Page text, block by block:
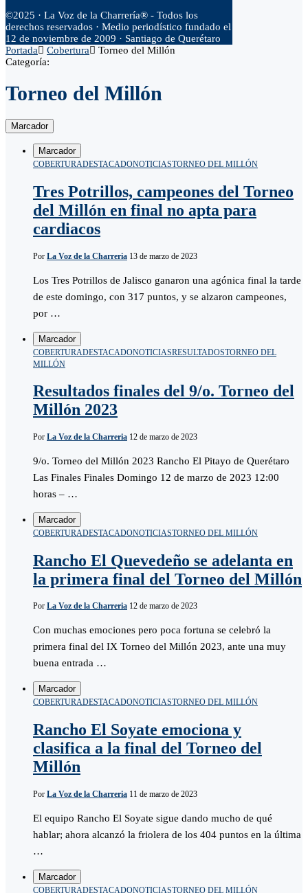
©2025 · La Voz de la Charrería® - Todos los
derechos reservados · Medio periodístico fundado el
12 de noviembre de 2009 · Santiago de Querétaro
Portada
Cobertura
Torneo del Millón
Categoría:
Torneo del Millón
Marcador
Marcador
COBERTURADESTACADONOTICIASTORNEO DEL MILLÓN
Tres Potrillos, campeones del Torneo
del Millón en final no apta para
cardiacos
Por La Voz de la Charreria 13 de marzo de 2023
Los Tres Potrillos de Jalisco ganaron una agónica final la tarde
de este domingo, con 317 puntos, y se alzaron campeones,
por …
Marcador
COBERTURADESTACADONOTICIASRESULTADOSTORNEO DEL
MILLÓN
Resultados finales del 9/o. Torneo del
Millón 2023
Por La Voz de la Charreria 12 de marzo de 2023
9/o. Torneo del Millón 2023 Rancho El Pitayo de Querétaro
Las Finales Finales Domingo 12 de marzo de 2023 12:00
horas – …
Marcador
COBERTURADESTACADONOTICIASTORNEO DEL MILLÓN
Rancho El Quevedeño se adelanta en
la primera final del Torneo del Millón
Por La Voz de la Charreria 12 de marzo de 2023
Con muchas emociones pero poca fortuna se celebró la
primera final del IX Torneo del Millón 2023, ante una muy
buena entrada …
Marcador
COBERTURADESTACADONOTICIASTORNEO DEL MILLÓN
Rancho El Soyate emociona y
clasifica a la final del Torneo del
Millón
Por La Voz de la Charreria 11 de marzo de 2023
El equipo Rancho El Soyate sigue dando mucho de qué
hablar; ahora alcanzó la friolera de los 404 puntos en la última
…
Marcador
COBERTURADESTACADONOTICIASTORNEO DEL MILLÓN